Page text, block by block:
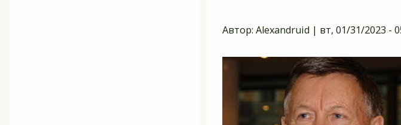
Автор: Alexandruid | вт, 01/31/2023 -